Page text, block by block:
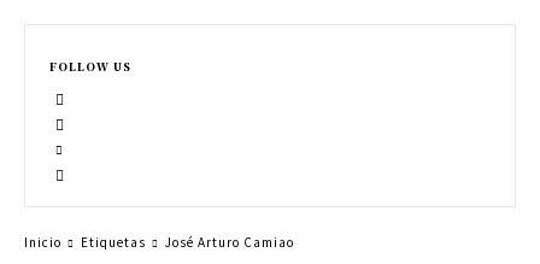
FOLLOW US
Inicio Etiquetas José Arturo Camiao